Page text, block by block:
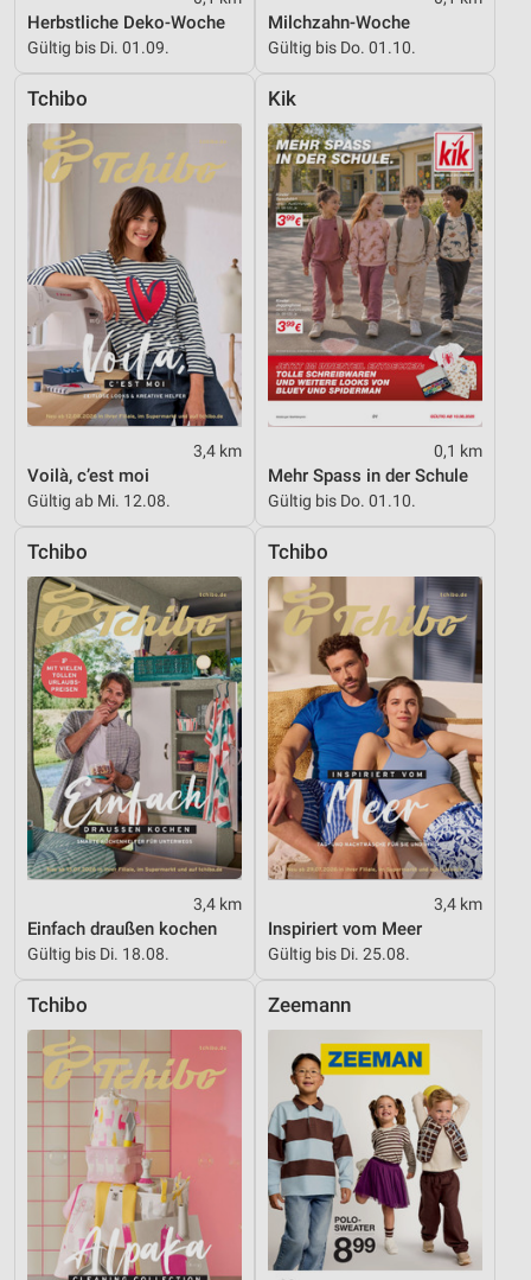
Herbstliche Deko-Woche
Gültig bis Di. 01.09.
Milchzahn-Woche
Gültig bis Do. 01.10.
Tchibo
3,4 km
Voilà, c’est moi
Gültig ab Mi. 12.08.
Kik
0,1 km
Mehr Spass in der Schule
Gültig bis Do. 01.10.
Tchibo
3,4 km
Einfach draußen kochen
Gültig bis Di. 18.08.
Tchibo
3,4 km
Inspiriert vom Meer
Gültig bis Di. 25.08.
Tchibo Zeemann
Performance
Funktional
Werbung